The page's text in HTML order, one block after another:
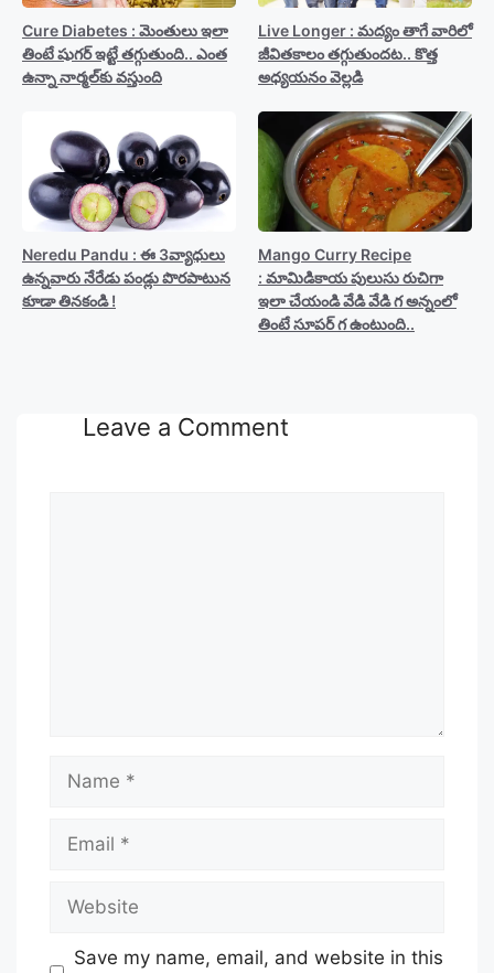
Cure Diabetes : మెంతులు ఇలా
తింటే షుగర్ ఇట్టే తగ్గుతుంది.. ఎంత
ఉన్నా నార్మల్‍కు వస్తుంది
Live Longer : మద్యం తాగే వారిలో
జీవితకాలం తగ్గుతుందట.. కొత్త
అధ్యయనం వెల్లడి
Neredu Pandu : ఈ 3వ్యాధులు
ఉన్నవారు నేరేడు పండ్లు పొరపాటున
కూడా తినకండి !
Mango Curry Recipe
: మామిడికాయ పులుసు రుచిగా
ఇలా చేయండి వేడి వేడి గ అన్నంలో
తింటే సూపర్ గ ఉంటుంది..
Leave a Comment
Name
Email
Website
Save my name, email, and website in this